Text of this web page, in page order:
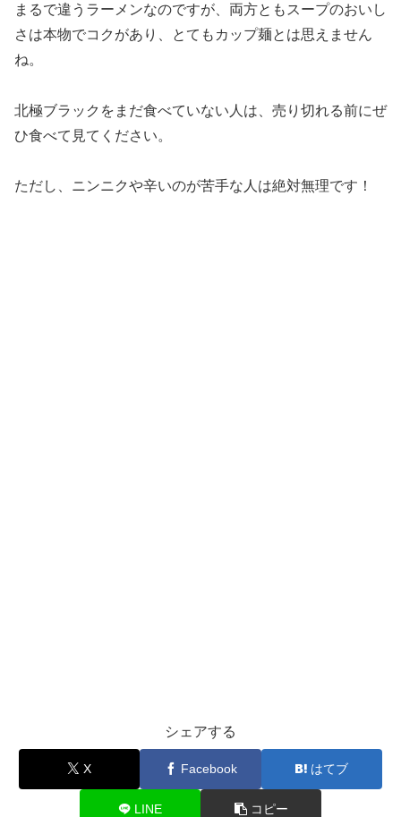
まるで違うラーメンなのですが、両方ともスープのおいし
さは本物でコクがあり、とてもカップ麺とは思えません
ね。
北極ブラックをまだ食べていない人は、売り切れる前にぜ
ひ食べて見てください。
ただし、ニンニクや辛いのが苦手な人は絶対無理です！
シェアする
X Facebook はてブ
LINE コピー